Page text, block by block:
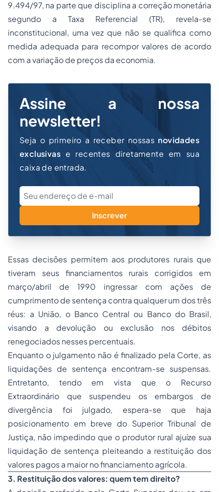
9.494/97, na parte que disciplina a correção monetária
segundo a Taxa Referencial (TR), revela-se
inconstitucional, uma vez que não se qualifica como
medida adequada para recompor valores de acordo
com a variação de preços da economia.
Assine a nossa
newsletter!
Seja o primeiro a receber nossas novidades
exclusivas e recentes diretamente em sua
caixa de entrada.
Inscrever
Essas decisões permitem aos produtores rurais que
tiveram seus financiamentos rurais corrigidos em
março/abril de 1990 ingressar com ações de
cumprimento de sentença contra qualquer um dos três
réus: a União, o Banco Central ou Banco do Brasil,
visando a devolução ou exclusão nos débitos
renegociados nesses percentuais.
Enquanto o julgamento não é finalizado pela Corte, as
liquidações de sentença encontram-se suspensas.
Entretanto, tendo em vista que o Recurso
Extraordinário que suspendeu os embargos de
divergência foi julgado, espera-se que haja
posicionamento em breve do Superior Tribunal de
Justiça, não impedindo que o produtor rural ajuíze sua
liquidação de sentença pleiteando a restituição dos
valores pagos a maior no financiamento agrícola.
3. Restituição dos valores: quem tem direito?